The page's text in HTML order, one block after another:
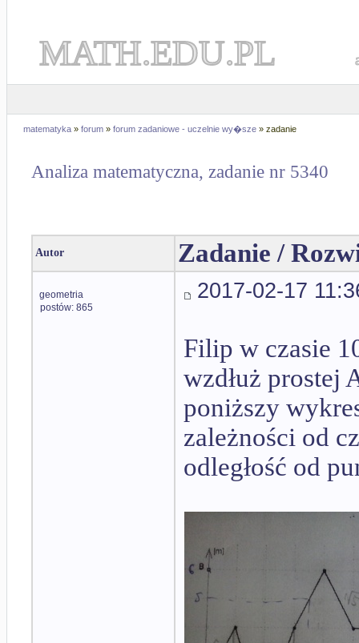
MATH.EDU.PL
matematyka » forum » forum zadaniowe - uczelnie wy�sze » zadanie
Analiza matematyczna, zadanie nr 5340
Autor Zadanie /
geometria
postów: 865
2017-02-17
Filip w czasie
wzdłuż prostej
poniższy
zależności od
odległość od